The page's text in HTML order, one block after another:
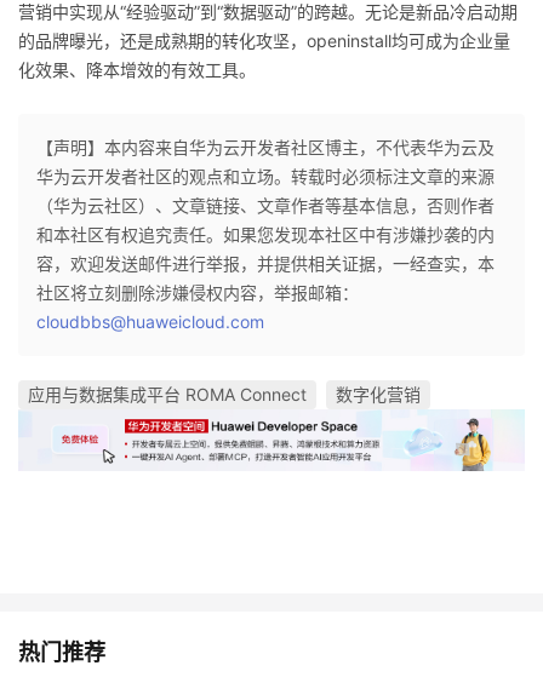
营销中实现从“经验驱动”到“数据驱动”的跨越。无论是新品冷启动期
的品牌曝光，还是成熟期的转化攻坚， openinstall均可成为企业量
化效果、降本增效的有效工具。
【声明】本内容来自华为云开发者社区博主，不代表华为云及
华为云开发者社区的观点和立场。转载时必须标注文章的来源
（华为云社区）、文章链接、文章作者等基本信息，否则作者
和本社区有权追究责任。如果您发现本社区中有涉嫌抄袭的内
容，欢迎发送邮件进行举报，并提供相关证据，一经查实，本
社区将立刻删除涉嫌侵权内容，举报邮箱：
cloudbbs@huaweicloud.com
应用与数据集成平台 ROMA Connect 数字化营销
热门推荐